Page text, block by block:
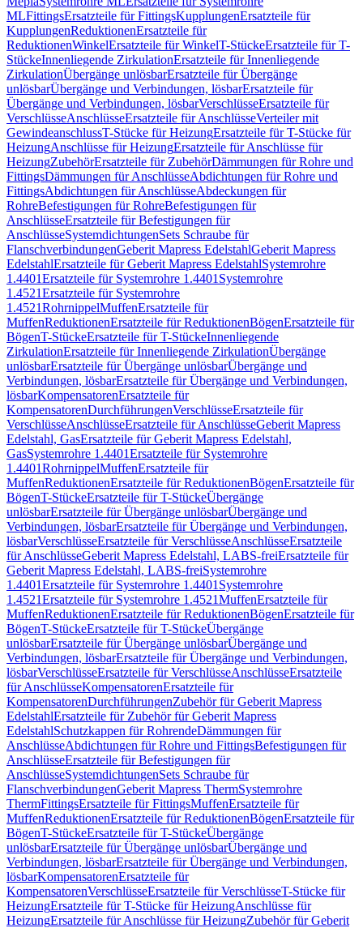
MLFittingsErsatzteile für FittingsKupplungenErsatzteile für
KupplungenReduktionenErsatzteile für
ReduktionenWinkelErsatzteile für WinkelT-StückeErsatzteile für T-
StückeInnenliegende ZirkulationErsatzteile für Innenliegende
ZirkulationÜbergänge unlösbarErsatzteile für Übergänge
unlösbarÜbergänge und Verbindungen, lösbarErsatzteile für
Übergänge und Verbindungen, lösbarVerschlüsseErsatzteile für
VerschlüsseAnschlüsseErsatzteile für AnschlüsseVerteiler mit
GewindeanschlussT-Stücke für HeizungErsatzteile für T-Stücke für
HeizungAnschlüsse für HeizungErsatzteile für Anschlüsse für
HeizungZubehörErsatzteile für ZubehörDämmungen für Rohre und
FittingsDämmungen für AnschlüsseAbdichtungen für Rohre und
FittingsAbdichtungen für AnschlüsseAbdeckungen für
RohreBefestigungen für RohreBefestigungen für
AnschlüsseErsatzteile für Befestigungen für
AnschlüsseSystemdichtungenSets Schraube für
FlanschverbindungenGeberit Mapress EdelstahlGeberit Mapress
EdelstahlErsatzteile für Geberit Mapress EdelstahlSystemrohre
1.4401Ersatzteile für Systemrohre 1.4401 Systemrohre
1.4521Ersatzteile für Systemrohre
1.4521RohrnippelMuffenErsatzteile für
MuffenReduktionenErsatzteile für ReduktionenBögenErsatzteile für
BögenT-StückeErsatzteile für T-StückeInnenliegende
ZirkulationErsatzteile für Innenliegende ZirkulationÜbergänge
unlösbarErsatzteile für Übergänge unlösbarÜbergänge und
Verbindungen, lösbarErsatzteile für Übergänge und Verbindungen,
lösbarKompensatorenErsatzteile für
KompensatorenDurchführungenVerschlüsseErsatzteile für
VerschlüsseAnschlüsseErsatzteile für AnschlüsseGeberit Mapress
Edelstahl, GasErsatzteile für Geberit Mapress Edelstahl,
GasSystemrohre 1.4401Ersatzteile für Systemrohre
1.4401RohrnippelMuffenErsatzteile für
MuffenReduktionenErsatzteile für ReduktionenBögenErsatzteile für
BögenT-StückeErsatzteile für T-StückeÜbergänge
unlösbarErsatzteile für Übergänge unlösbarÜbergänge und
Verbindungen, lösbarErsatzteile für Übergänge und Verbindungen,
lösbarVerschlüsseErsatzteile für VerschlüsseAnschlüsseErsatzteile
für AnschlüsseGeberit Mapress Edelstahl, LABS-freiErsatzteile für
Geberit Mapress Edelstahl, LABS-freiSystemrohre
1.4401Ersatzteile für Systemrohre 1.4401 Systemrohre
1.4521Ersatzteile für Systemrohre 1.4521MuffenErsatzteile für
MuffenReduktionenErsatzteile für ReduktionenBögenErsatzteile für
BögenT-StückeErsatzteile für T-StückeÜbergänge
unlösbarErsatzteile für Übergänge unlösbarÜbergänge und
Verbindungen, lösbarErsatzteile für Übergänge und Verbindungen,
lösbarVerschlüsseErsatzteile für VerschlüsseAnschlüsseErsatzteile
für AnschlüsseKompensatorenErsatzteile für
KompensatorenDurchführungenZubehör für Geberit Mapress
EdelstahlErsatzteile für Zubehör für Geberit Mapress
EdelstahlSchutzkappen für RohrendeDämmungen für
AnschlüsseAbdichtungen für Rohre und FittingsBefestigungen für
AnschlüsseErsatzteile für Befestigungen für
AnschlüsseSystemdichtungenSets Schraube für
FlanschverbindungenGeberit Mapress ThermSystemrohre
ThermFittingsErsatzteile für FittingsMuffenErsatzteile für
MuffenReduktionenErsatzteile für ReduktionenBögenErsatzteile für
BögenT-StückeErsatzteile für T-StückeÜbergänge
unlösbarErsatzteile für Übergänge unlösbarÜbergänge und
Verbindungen, lösbarErsatzteile für Übergänge und Verbindungen,
lösbarKompensatorenErsatzteile für
KompensatorenVerschlüsseErsatzteile für VerschlüsseT-Stücke für
HeizungErsatzteile für T-Stücke für HeizungAnschlüsse für
HeizungErsatzteile für Anschlüsse für HeizungZubehör für Geberit